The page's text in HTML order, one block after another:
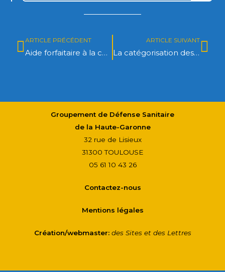
ARTICLE PRÉCÉDENT
Aide forfaitaire à la commercialisation des jeunes bovins légers : prolongation du dispositif jusqu’au 31 mai 2017
ARTICLE SUIVANT
La catégorisation des Dangers Sanitaires (D.S.) en santé animale évolue
Groupement de Défense Sanitaire
de la Haute-Garonne
32 rue de Lisieux
31300 TOULOUSE
05 61 10 43 26
Contactez-nous
Mentions légales
Création/webmaster: des Sites et des Lettres